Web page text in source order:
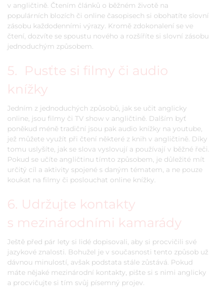
v angličtině. Čtením článků o běžném životě na
populárních blozích či online časopisech si obohatíte slovní
zásobu každodenními výrazy. Kromě zdokonalení se ve
čtení, dozvíte se spoustu nového a rozšíříte si slovní zásobu
jednoduchým způsobem.
5. Pusťte si filmy či audio
knížky
Jedním z jednoduchých způsobů, jak se učit anglicky
online, jsou filmy či TV show v angličtině. Dalším byť
poněkud méně tradiční jsou pak audio knížky na youtube,
jež můžete využít při čtení některé z knih v angličtině. Díky
tomu uslyšíte, jak se slova vyslovují a používají v běžné řeči.
Pokud se učíte angličtinu tímto způsobem, je důležité mít
určitý cíl a aktivity spojené s daným tématem, a ne pouze
koukat na filmy či poslouchat online knížky.
6. Udržujte kontakty
s mezinárodními kamarády
Ještě před pár lety si lidé dopisovali, aby si procvičili své
jazykové znalosti. Bohužel je v současnosti tento způsob už
dávnou minulostí, avšak podstata stále zůstává. Pokud
máte nějaké mezinárodní kontakty, pište si s nimi anglicky
a procvičujte si tím svůj písemný projev.